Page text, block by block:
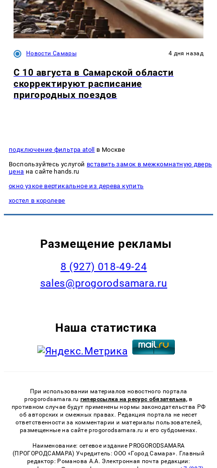
Новости Самары 4 дня назад
С 10 августа в Самарской области
скорректируют расписание
пригородных поездов
подключение фильтра atoll
в Москве
Воспользуйтесь услугой вставить замок в межкомнатную дверь
цена на сайте hands.ru
окно узкое вертикальное из дерева купить
хостел в королеве
Размещение рекламы
8 (927) 018-49-24
sales@progorodsamara.ru
Наша статистика
При использовании материалов новостного портала
progorodsamara.ru гиперссылка на ресурс обязательна, в
противном случае будут применены нормы законодательства РФ
об авторских и смежных правах. Редакция портала не несет
ответственности за комментарии и материалы пользователей,
размещенные на сайте progorodsamara.ru и его субдоменах.
Наименование: сетевое издание PROGORODSAMARA
(ПРОГОРОДСАМАРА) Учредитель: ООО «Город Самара». Главный
редактор: Романова А.А. Электронная почта редакции: